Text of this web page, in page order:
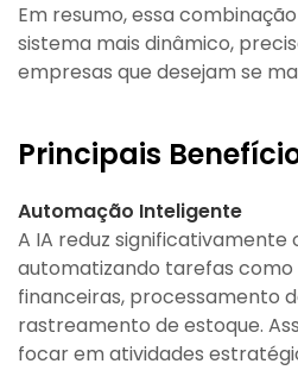
Em resumo, essa
sistema mais dinâmico,
empresas que desejam se
Principais
Automação Inteligente
A IA reduz significativamente
automatizando tarefas como
financeiras, processamento
rastreamento de estoque.
focar em atividades